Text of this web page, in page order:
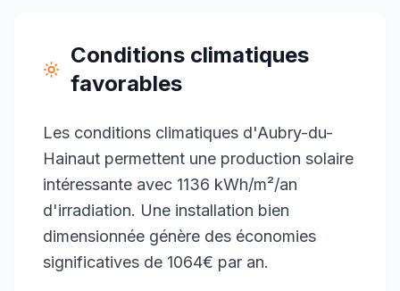
Conditions climatiques
favorables
Les conditions climatiques d'Aubry-du-
Hainaut permettent une production solaire
intéressante avec 1136 kWh/m²/an
d'irradiation. Une installation bien
dimensionnée génère des économies
significatives de 1064€ par an.